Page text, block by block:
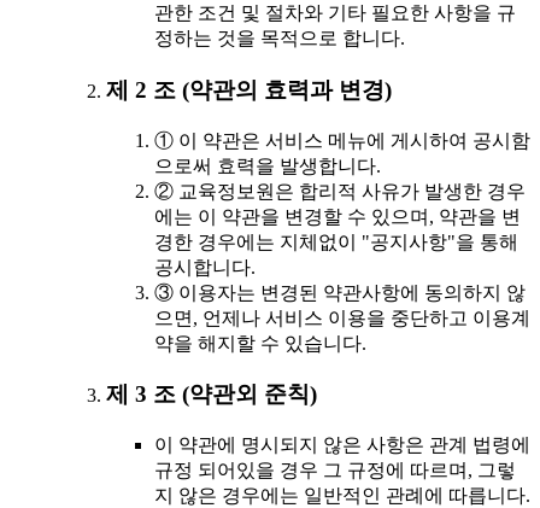
관한 조건 및 절차와 기타 필요한 사항을 규
정하는 것을 목적으로 합니다.
제 2 조 (약관의 효력과 변경)
① 이 약관은 서비스 메뉴에 게시하여 공시함
으로써 효력을 발생합니다.
② 교육정보원은 합리적 사유가 발생한 경우
에는 이 약관을 변경할 수 있으며, 약관을 변
경한 경우에는 지체없이 "공지사항"을 통해
공시합니다.
③ 이용자는 변경된 약관사항에 동의하지 않
으면, 언제나 서비스 이용을 중단하고 이용계
약을 해지할 수 있습니다.
제 3 조 (약관외 준칙)
이 약관에 명시되지 않은 사항은 관계 법령에
규정 되어있을 경우 그 규정에 따르며, 그렇
지 않은 경우에는 일반적인 관례에 따릅니다.